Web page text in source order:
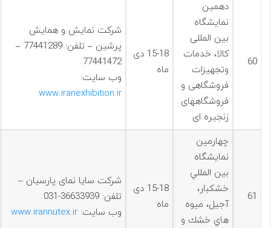
60
دهمين
نمایشگاه
بین المللی
کالا، خدمات
وتجهیزات
فروشگاهی و
فروشگاههای
زنجیره ای
15-18 دی
ماه
شرکت نمایش و همایش
پرشین – تلفن: 77441289 –
77441472
وب سایت:
www.iranexhibition.ir
61
چهارمين
نمايشگاه
بين المللي
خشكبار،
آجيل، ميوه
هاي خشك و
15-18 دی
ماه
شرکت سایا نمای پارسیان –
تلفن: 36633939-031
وب سایت: www.irannutex.ir